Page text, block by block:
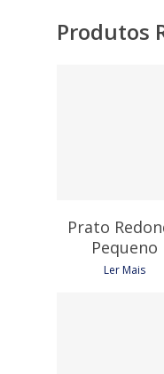
Produtos
Prato
Pequeno
Ler Mais